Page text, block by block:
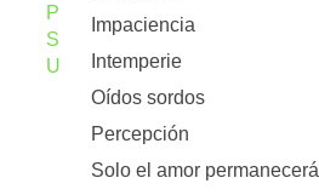
P
S
U
Impaciencia
Intemperie
Oídos sordos
Percepción
Solo el amor permanecerá